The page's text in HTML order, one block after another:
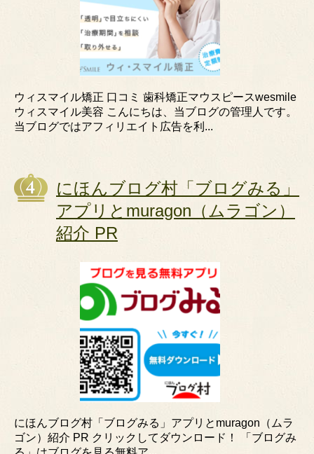
ウィスマイル矯正 口コミ 歯科矯正マウスピースwesmile
ウィスマイル美容 こんにちは、当ブログの管理人です。
当ブログではアフィリエイト広告を利...
にほんブログ村「ブログみる」
アプリとmuragon（ムラゴン）
紹介 PR
にほんブログ村「ブログみる」アプリとmuragon（ムラ
ゴン）紹介 PR クリックしてダウンロード！ 「ブログみ